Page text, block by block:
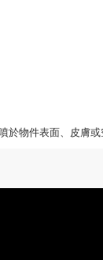
於物件表面、皮膚或